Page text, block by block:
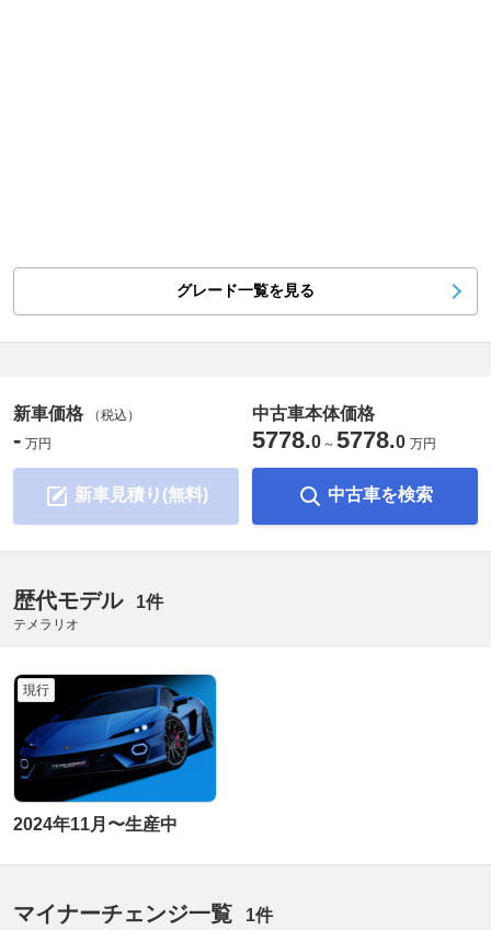
グレード一覧を見る
新車価格 （税込）
- 万円
新車見積り(無料)
中古車本体価格
5778.0 ～ 5778.0 万円
中古車を検索
歴代モデル 1件
テメラリオ
現行
2024年11月〜生産中
マイナーチェンジ一覧 1件